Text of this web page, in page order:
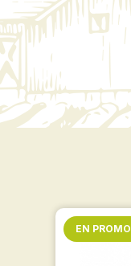
EN PROMO